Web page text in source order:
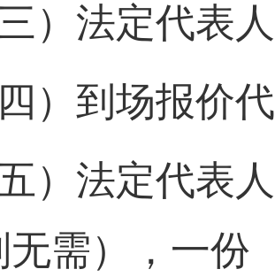
三）法定代表
四）到场报价
五）法定代表
无需），一份